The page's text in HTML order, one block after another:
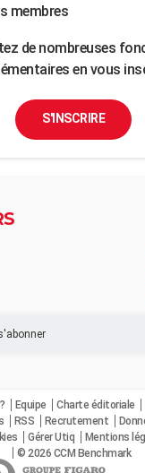
membres
de nombreuses
en vous
S'INSCRIRE
Equipe Charte éditoriale
RSS Recrutement
Gérer Utiq Mentions
© 2026 CCM Benchmark